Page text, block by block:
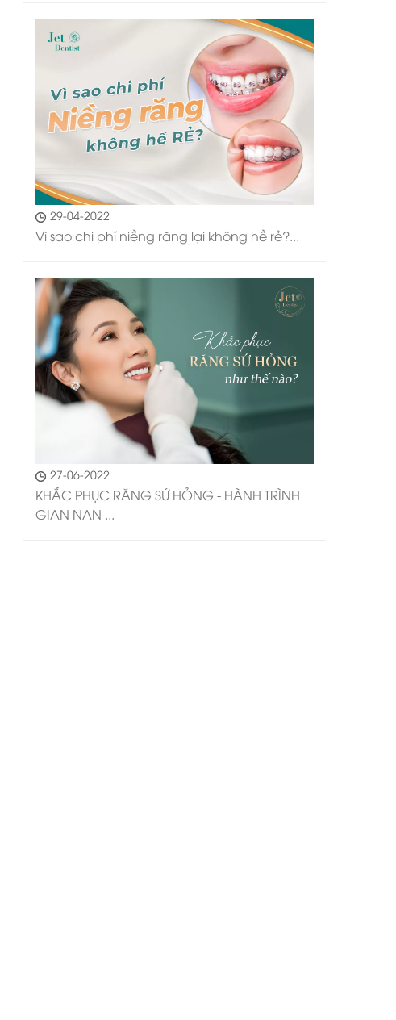
29-04-2022
Vì sao chi phí niềng răng lại không hề rẻ?...
27-06-2022
KHẮC PHỤC RĂNG SỨ HỎNG - HÀNH TRÌNH
GIAN NAN ...